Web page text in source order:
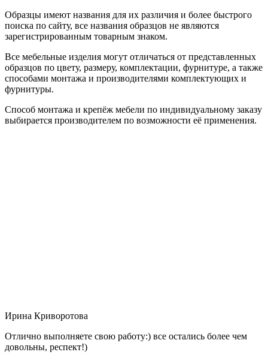
Образцы имеют названия для их различия и более быстрого
поиска по сайту, все названия образцов не являются
зарегистрированным товарным знаком.
Все мебельные изделия могут отличаться от представленных
образцов по цвету, размеру, комплектации, фурнитуре, а также
способами монтажа и производителями комплектующих и
фурнитуры.
Способ монтажа и крепёж мебели по индивидуальному заказу
выбирается производителем по возможности её применения.
Ирина Криворотова
Отлично выполняете свою работу:) все остались более чем
довольны, респект!)